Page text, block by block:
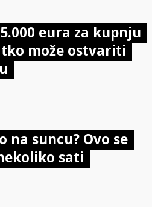
eura za kupnju
može ostvariti
suncu? Ovo se
sati